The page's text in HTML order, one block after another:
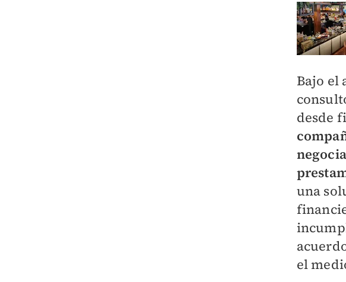
Bajo el
desde
una
el